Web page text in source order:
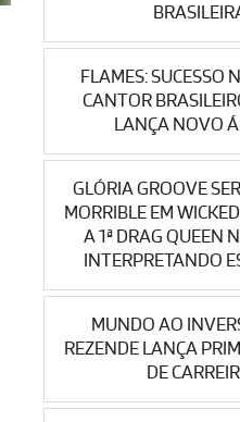
FLAMES: SUCESSO
CANTOR
LANÇA NOVO
GLÓRIA GROOVE
MORRIBLE EM
A 1ª DRAG QUEEN
INTERPRETANDO
MUNDO AO
REZENDE LANÇA
DE